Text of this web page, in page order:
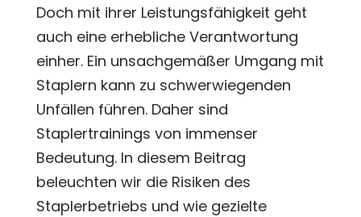
Doch mit ihrer Leistungsfähigkeit geht
auch eine erhebliche Verantwortung
einher. Ein unsachgemäßer Umgang mit
Staplern kann zu schwerwiegenden
Unfällen führen. Daher sind
Staplertrainings von immenser
Bedeutung. In diesem Beitrag
beleuchten wir die Risiken des
Staplerbetriebs und wie gezielte